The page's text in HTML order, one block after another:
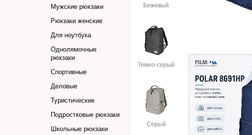
Мужские рюкзаки
Рюкзаки женские
Для ноутбука
Однолямочные
рюкзаки
Спортивные
Деловые
Туристические
Подростковые рюкзаки
Школьные рюкзаки
Бежевый
Темно-серый
Серый